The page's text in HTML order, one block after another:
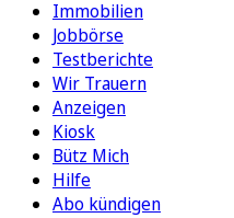
Immobilien
Jobbörse
Testberichte
Wir Trauern
Anzeigen
Kiosk
Bütz Mich
Hilfe
Abo kündigen